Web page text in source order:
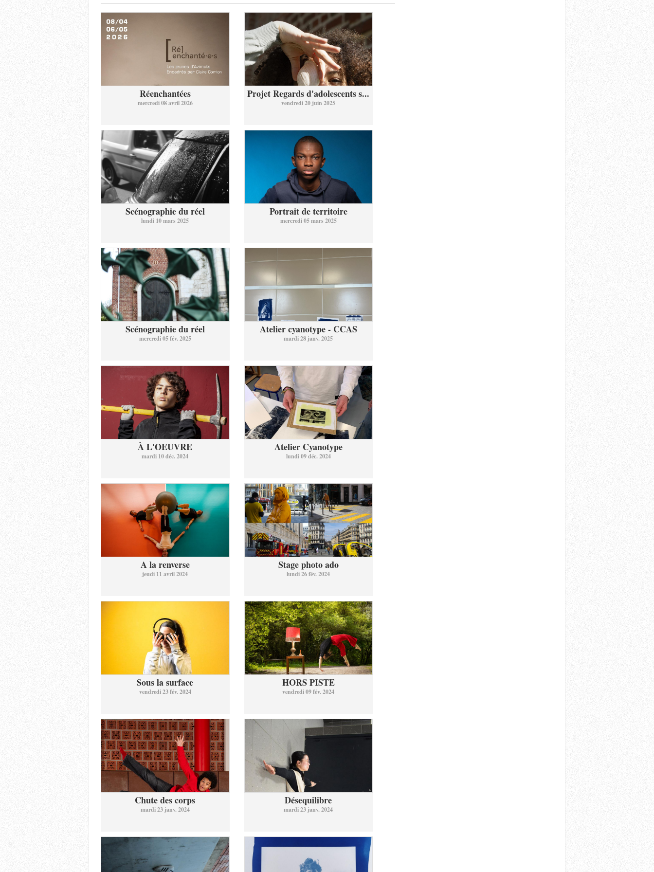
Réenchantées
mercredi 08 avril 2026
Projet Regards d'adolescents s...
vendredi 20 juin 2025
Scénographie du réel
lundi 10 mars 2025
Portrait de territoire
mercredi 05 mars 2025
Scénographie du réel
mercredi 05 fév. 2025
Atelier cyanotype - CCAS
mardi 28 janv. 2025
À L'OEUVRE
mardi 10 déc. 2024
Atelier Cyanotype
lundi 09 déc. 2024
A la renverse
jeudi 11 avril 2024
Stage photo ado
lundi 26 fév. 2024
Sous la surface
vendredi 23 fév. 2024
HORS PISTE
vendredi 09 fév. 2024
Chute des corps
mardi 23 janv. 2024
Désequilibre
mardi 23 janv. 2024